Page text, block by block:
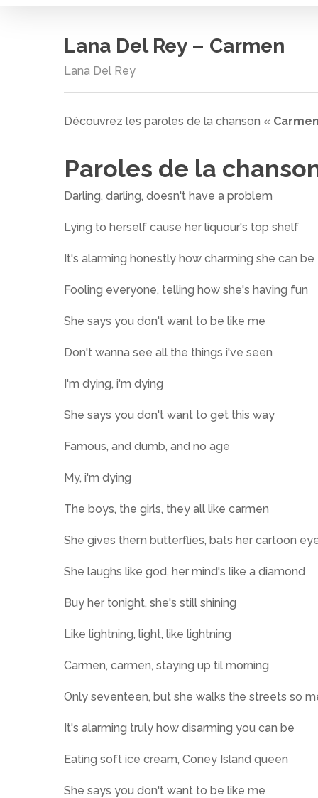
Cliquez sur entrée pour rechercher ou ESC
Lana Del Rey – Carmen
Lana Del Rey
Découvrez les paroles de la chanson «
Paroles de la
Darling, darling, doesn't have a problem
Lying to herself cause her liquour's top shelf
It's alarming honestly how charming she can be
Fooling everyone, telling how she's having fun
She says you don't want to be like me
Don't wanna see all the things i've seen
I'm dying, i'm dying
She says you don't want to get this way
Famous, and dumb, and no age
My, i'm dying
The boys, the girls, they all like carmen
She gives them butterflies, bats her cartoon
She laughs like god, her mind's like a diamond
Buy her tonight, she's still shining
Like lightning, light, like lightning
Carmen, carmen, staying up til morning
Only seventeen, but she walks the streets so
It's alarming truly how disarming you can be
Eating soft ice cream, Coney Island queen
She says you don't want to be like me